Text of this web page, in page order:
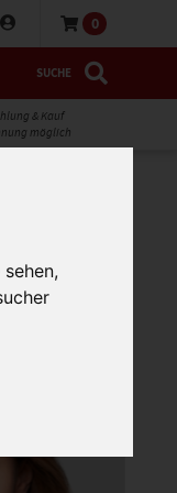
0
SUCHE
& Kauf
möglich